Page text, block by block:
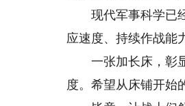
现代军事科学已经
应速度、持续作战能
一张加长床，彰显
度。希望从床铺开始